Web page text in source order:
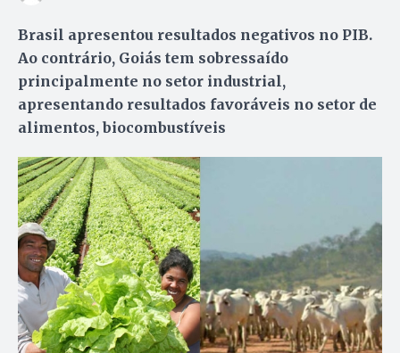
Brasil apresentou resultados negativos no PIB.
Ao contrário, Goiás tem sobressaído
principalmente no setor industrial,
apresentando resultados favoráveis no setor de
alimentos, biocombustíveis